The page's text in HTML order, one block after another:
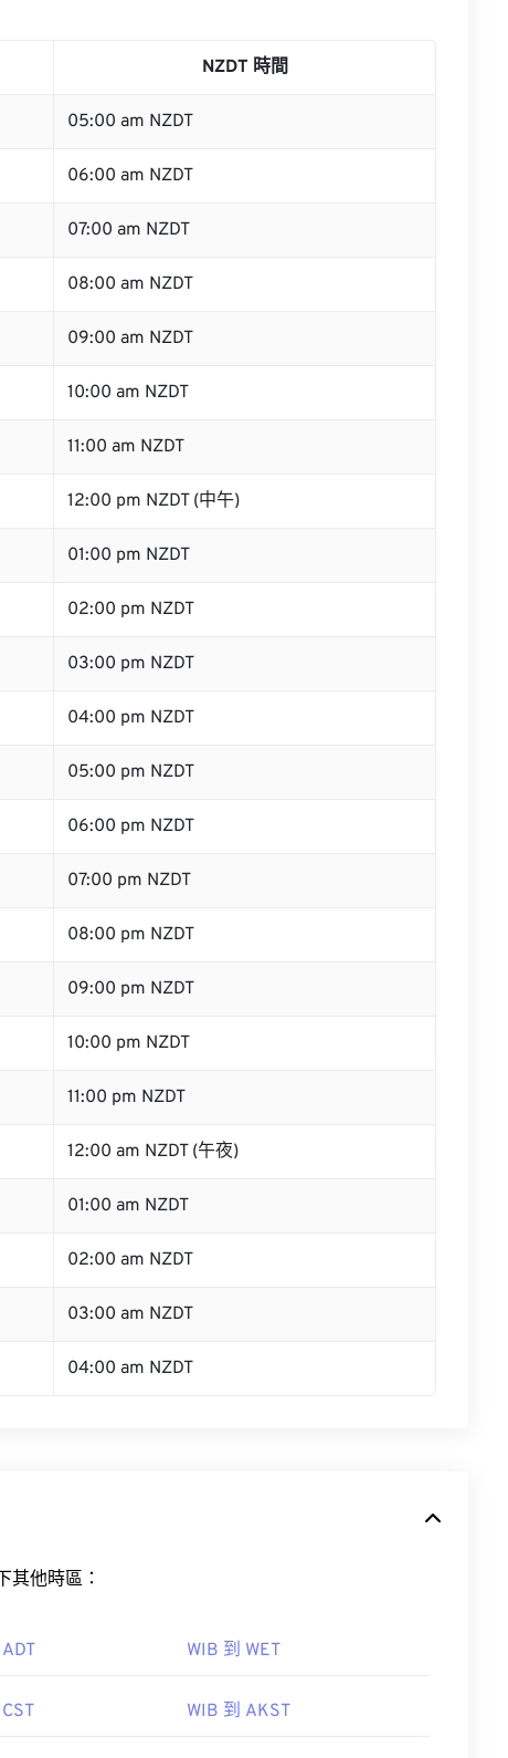
NZDT 時間
05:00 am NZDT
06:00 am NZDT
07:00 am NZDT
08:00 am NZDT
09:00 am NZDT
10:00 am NZDT
11:00 am NZDT
12:00 pm NZDT (中午)
01:00 pm NZDT
02:00 pm NZDT
03:00 pm NZDT
04:00 pm NZDT
05:00 pm NZDT
06:00 pm NZDT
07:00 pm NZDT
08:00 pm NZDT
09:00 pm NZDT
10:00 pm NZDT
11:00 pm NZDT
12:00 am NZDT (午夜)
01:00 am NZDT
02:00 am NZDT
03:00 am NZDT
04:00 am NZDT
其他時區：
WIB 到 WET
WIB 到 AKST